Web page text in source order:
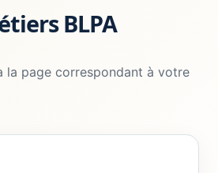
BLPA
la page correspondant à votre